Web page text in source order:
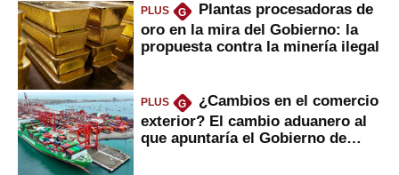
PLUS G
Plantas procesadoras de
oro en la mira del Gobierno: la
propuesta contra la minería ilegal
PLUS G
¿Cambios en el comercio
exterior? El cambio aduanero al
que apuntaría el Gobierno de